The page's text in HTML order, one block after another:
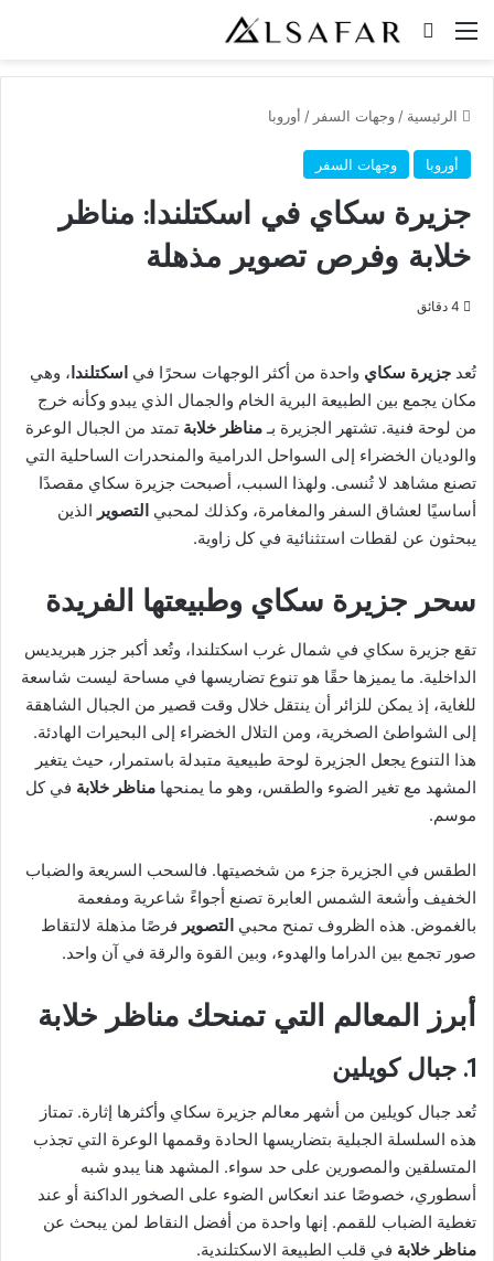
القائمة بحث عن
الرئيسية / وجهات السفر / أوروبا
أوروبا وجهات السفر
جزيرة سكاي في اسكتلندا: مناظر
خلابة وفرص تصوير مذهلة
تُعد جزيرة سكاي واحدة من أكثر الوجهات سحرًا في اسكتلندا، وهي
مكان يجمع بين الطبيعة البرية الخام والجمال الذي يبدو وكأنه خرج
من لوحة فنية. تشتهر الجزيرة بـمناظر خلابة تمتد من الجبال الوعرة
والوديان الخضراء إلى السواحل الدرامية والمنحدرات الساحلية التي
تصنع مشاهد لا تُنسى. ولهذا السبب، أصبحت جزيرة سكاي مقصدًا
أساسيًا لعشاق السفر والمغامرة، وكذلك لمحبي التصوير الذين
يبحثون عن لقطات استثنائية في كل زاوية.
سحر جزيرة سكاي وطبيعتها الفريدة
تقع جزيرة سكاي في شمال غرب اسكتلندا، وتُعد أكبر جزر هبريديس
الداخلية. ما يميزها حقًا هو تنوع تضاريسها في مساحة ليست شاسعة
للغاية، إذ يمكن للزائر أن ينتقل خلال وقت قصير من الجبال الشاهقة
إلى الشواطئ الصخرية، ومن التلال الخضراء إلى البحيرات الهادئة.
هذا التنوع يجعل الجزيرة لوحة طبيعية متبدلة باستمرار، حيث يتغير
المشهد مع تغير الضوء والطقس، وهو ما يمنحها مناظر خلابة في كل
موسم.
الطقس في الجزيرة جزء من شخصيتها. فالسحب السريعة والضباب
الخفيف وأشعة الشمس العابرة تصنع أجواءً شاعرية ومفعمة
بالغموض. هذه الظروف تمنح محبي التصوير فرصًا مذهلة لالتقاط
صور تجمع بين الدراما والهدوء، وبين القوة والرقة في آن واحد.
أبرز المعالم التي تمنحك مناظر خلابة
1. جبال كويلين
تُعد جبال كويلين من أشهر معالم جزيرة سكاي وأكثرها إثارة. تمتاز
هذه السلسلة الجبلية بتضاريسها الحادة وقممها الوعرة التي تجذب
المتسلقين والمصورين على حد سواء. المشهد هنا يبدو شبه
أسطوري، خصوصًا عند انعكاس الضوء على الصخور الداكنة أو عند
تغطية الضباب للقمم. إنها واحدة من أفضل النقاط لمن يبحث عن
مناظر خلابة في قلب الطبيعة الاسكتلندية.